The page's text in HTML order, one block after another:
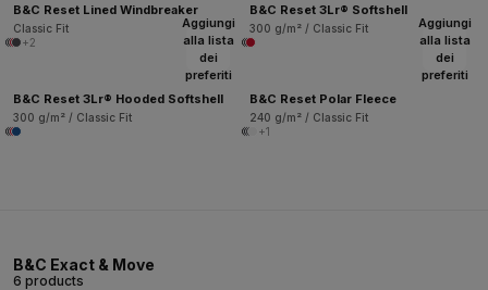
B&C Reset Lined Windbreaker
Classic Fit
+2
B&C Reset 3Lr® Softshell
300 g/m² / Classic Fit
Aggiungi
alla lista
dei
preferiti
B&C Reset 3Lr® Hooded Softshell
300 g/m² / Classic Fit
Aggiungi
alla lista
dei
preferiti
B&C Reset Polar Fleece
240 g/m² / Classic Fit
+1
B&C Exact & Move
6 products